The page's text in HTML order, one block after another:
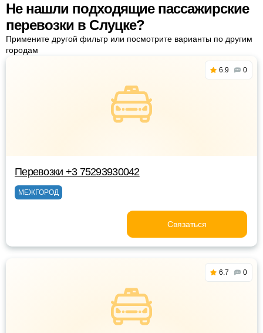
Не нашли подходящие пассажирские
перевозки в Слуцке?
Примените другой фильтр или посмотрите варианты по другим
городам
6.9 0
Перевозки +3 75293930042
МЕЖГОРОД
Связаться
6.7 0